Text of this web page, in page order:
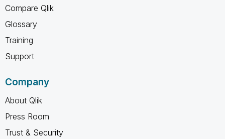
Compare Qlik
Glossary
Training
Support
Company
About Qlik
Press Room
Trust & Security